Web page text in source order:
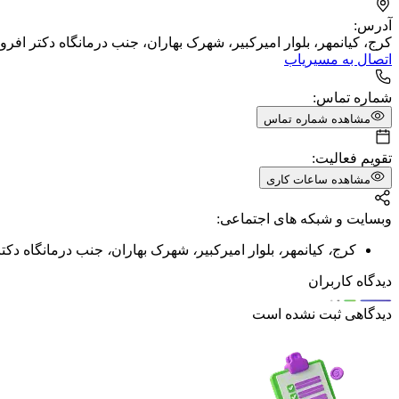
آدرس:
کرج، کیانمهر، بلوار امیرکبیر، شهرک بهاران، جنب درمانگاه دکتر
اتصال به مسیریاب
شماره تماس:
مشاهده شماره تماس
تقویم فعالیت:
مشاهده ساعات کاری
وبسایت و شبکه های اجتماعی:
کرج، کیانمهر ، بلوار امیرکبیر ، شهرک بهاران، جنب درمانگاه
دیدگاه کاربران
دیدگاهی ثبت نشده است